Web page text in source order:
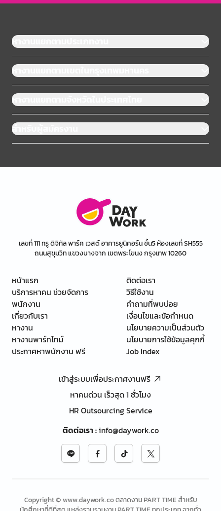
หางานแยกตามประเภทงาน
หางานแยกตามเขตในกรุงเทพมหานคร
หางานแยกตามจังหวัดในประเทศไทย
สำหรับผู้สมัครงาน
เลขที่ 111 ทรู ดิจิทัล พาร์ค เวสต์ อาคารยูนิคอร์น ชั้น5 ห้องเลขที่ SH555
ถนนสุขุมวิท แขวงบางจาก เขตพระโขนง กรุงเทพ 10260
หน้าแรก
บริการหาคน ช่วยจัดการ
พนักงาน
เกี่ยวกับเรา
หางาน
หางานพาร์ทไทม์
ประกาศหาพนักงาน ฟรี
ติดต่อเรา
วิธีใช้งาน
คำถามที่พบบ่อย
เงื่อนไขและข้อกำหนด
นโยบายความเป็นส่วนตัว
นโยบายการใช้ข้อมูลคุกกี้
Job Index
เข้าสู่ระบบเพื่อประกาศงานฟรี
หาคนด่วน เร็วสุด 1 ชั่วโมง
HR Outsourcing Service
ติดต่อเรา:info@daywork.co
Copyright © www.daywork.co ตลาดงาน PART TIME สำหรับ